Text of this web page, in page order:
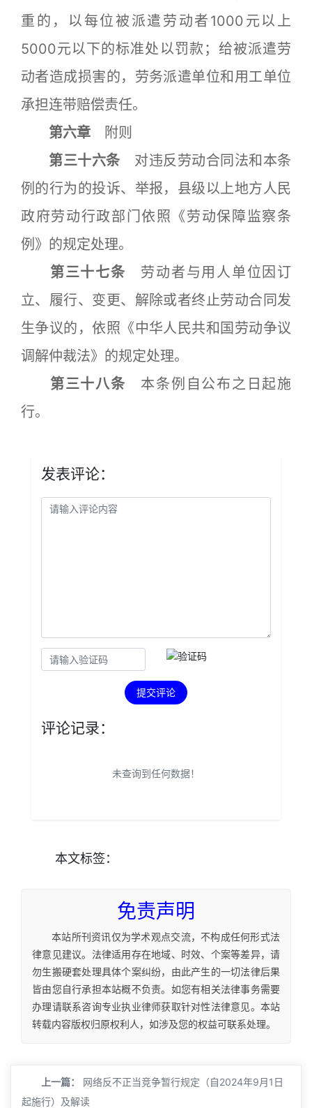
重的，以每位被派遣劳动者1000元以上
5000元以下的标准处以罚款；给被派遣劳
动者造成损害的，劳务派遣单位和用工单位
承担连带赔偿责任。
第六章 附则
第三十六条 对违反劳动合同法和本条
例的行为的投诉、举报，县级以上地方人民
政府劳动行政部门依照《劳动保障监察条
例》的规定处理。
第三十七条 劳动者与用人单位因订
立、履行、变更、解除或者终止劳动合同发
生争议的，依照《中华人民共和国劳动争议
调解仲裁法》的规定处理。
第三十八条 本条例自公布之日起施
行。
发表评论：
提交评论
评论记录：
未查询到任何数据！
本文标签：
免责声明
本站所刊资讯仅为学术观点交流，不构成任何形式法
律意见建议。法律适用存在地域、时效、个案等差异，请
勿生搬硬套处理具体个案纠纷，由此产生的一切法律后果
皆由您自行承担本站概不负责。如您有相关法律事务需要
办理请联系咨询专业执业律师获取针对性法律意见。本站
转载内容版权归原权利人，如涉及您的权益可联系处理。
上一篇：
网络反不正当竞争暂行规定（自2024年9月1日
起施行）及解读